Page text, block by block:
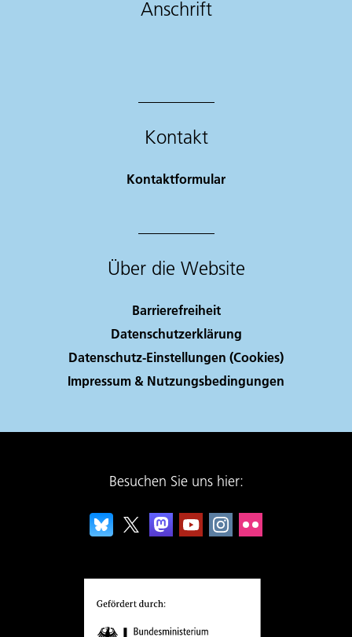
Anschrift
Kontakt
Kontaktformular
Über die Website
Barrierefreiheit
Datenschutzerklärung
Datenschutz-Einstellungen (Cookies)
Impressum & Nutzungsbedingungen
Besuchen Sie uns hier: